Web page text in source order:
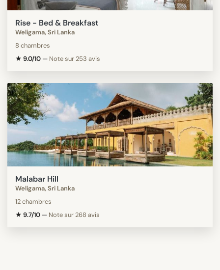
Rise - Bed & Breakfast
Weligama, Sri Lanka
8 chambres
★ 9.0/10 — Note sur 253 avis
Malabar Hill
Weligama, Sri Lanka
12 chambres
★ 9.7/10 — Note sur 268 avis